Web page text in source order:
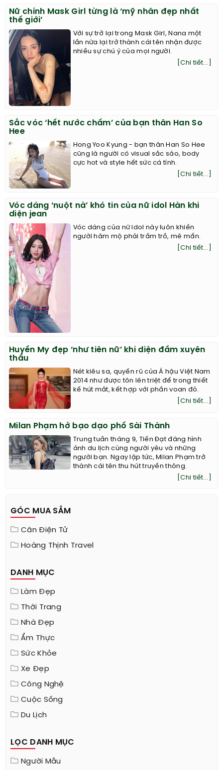
Nữ chính Mask Girl từng là ‘mỹ nhân đẹp nhất
thế giới’
Với sự trở lại trong Mask Girl, Nana một
lần nữa lại trở thành cái tên nhận được
nhiều sự chú ý của mọi người.
[Chi tiết...]
Sắc vóc ‘hết nước chấm’ của bạn thân Han So
Hee
Hong Yoo Kyung - bạn thân Han So Hee
cũng là người có visual sắc sảo, body
cực hot và style hết sức cá tính.
[Chi tiết...]
Vóc dáng ‘nuột nà’ khó tin của nữ idol Hàn khi
diện jean
Vóc dáng của nữ idol này luôn khiến
người hâm mộ phải trầm trồ, mê mẩn.
[Chi tiết...]
Huyền My đẹp ‘như tiên nữ’ khi diện đầm xuyên
thấu
Nét kiêu sa, quyến rũ của Á hậu Việt Nam
2014 như được tôn lên triệt để trong thiết
kế hút mắt, kết hợp với phần voan đỏ.
[Chi tiết...]
Milan Phạm hở bạo dạo phố Sài Thành
Trung tuần tháng 9, Tiến Đạt đăng hình
ảnh du lịch cùng người yêu và những
người bạn. Ngay lập tức, Milan Phạm trở
thành cái tên thu hút truyền thông.
[Chi tiết...]
GÓC MUA SẮM
Cân Điện Tử
Hoàng Thịnh Travel
DANH MỤC
Làm Đẹp
Thời Trang
Nhà Đẹp
Ẩm Thực
Sức Khỏe
Xe Đẹp
Công Nghệ
Cuộc Sống
Du Lịch
LỌC DANH MỤC
Người Mẫu